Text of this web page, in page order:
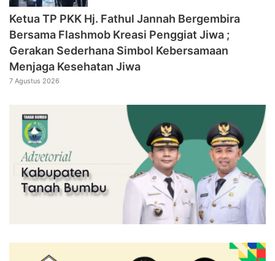
‎Ketua TP PKK Hj. Fathul Jannah Bergembira
Bersama Flashmob Kreasi Penggiat Jiwa ;
Gerakan Sederhana Simbol Kebersamaan
Menjaga Kesehatan Jiwa
7 Agustus 2026